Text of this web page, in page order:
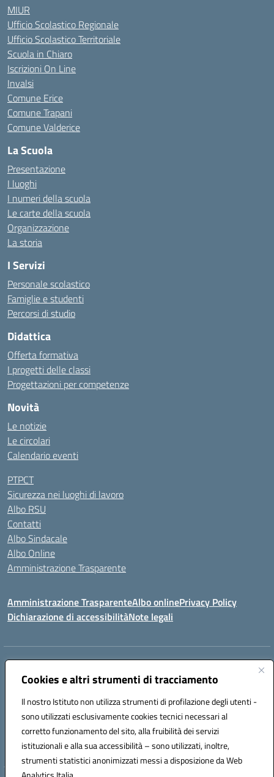
Cookies e altri strumenti di tracciamento
Il nostro Istituto non utilizza strumenti di profilazione degli utenti -
sono utilizzati esclusivamente cookies tecnici necessari al
corretto funzionamento del sito, alla fruibilità dei servizi
istituzionali e alla sua accessibilità – sono utilizzati, inoltre,
strumenti statistici anonimizzati messi a disposizione da Web
MIUR
Ufficio Scolastico Regionale
Ufficio Scolastico Territoriale
Scuola in Chiaro
Iscrizioni On Line
Invalsi
Comune Erice
Comune Trapani
Comune Valderice
La Scuola
Presentazione
I luoghi
I numeri della scuola
Le carte della scuola
Organizzazione
La storia
I Servizi
Personale scolastico
Famiglie e studenti
Percorsi di studio
Didattica
Offerta formativa
I progetti delle classi
Progettazioni per competenze
Novità
Le notizie
Le circolari
Calendario eventi
PTPCT
Sicurezza nei luoghi di lavoro
Albo RSU
Contatti
Albo Sindacale
Albo Online
Amministrazione Trasparente
Amministrazione TrasparenteAlbo onlinePrivacy Policy
Dichiarazione di accessibilitàNote legali
Centralino:
Posta elettronica certificata (PEC):tpis02200a@pec.istruzione.it
Codice fiscale: 93066580817
Codice meccanografico:TPIS02200A
VIA CESARÒ, 36 - 91016 ERICE - CASA SANTA (TP)
Telefono: 0923569559